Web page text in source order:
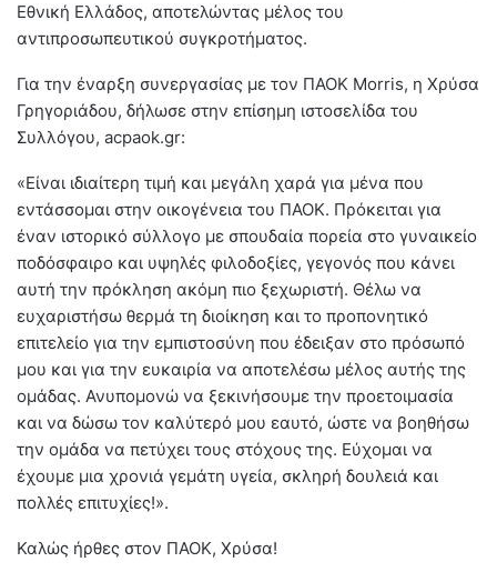
Εθνική Ελλάδος, αποτελώντας μέλος του
αντιπροσωπευτικού συγκροτήματος.
Για την έναρξη συνεργασίας με τον ΠΑΟΚ Morris, η Χρύσα
Γρηγοριάδου, δήλωσε στην επίσημη ιστοσελίδα του
Συλλόγου, acpaok.gr:
«Είναι ιδιαίτερη τιμή και μεγάλη χαρά για μένα που
εντάσσομαι στην οικογένεια του ΠΑΟΚ. Πρόκειται για
έναν ιστορικό σύλλογο με σπουδαία πορεία στο γυναικείο
ποδόσφαιρο και υψηλές φιλοδοξίες, γεγονός που κάνει
αυτή την πρόκληση ακόμη πιο ξεχωριστή. Θέλω να
ευχαριστήσω θερμά τη διοίκηση και το προπονητικό
επιτελείο για την εμπιστοσύνη που έδειξαν στο πρόσωπό
μου και για την ευκαιρία να αποτελέσω μέλος αυτής της
ομάδας. Ανυπομονώ να ξεκινήσουμε την προετοιμασία
και να δώσω τον καλύτερό μου εαυτό, ώστε να βοηθήσω
την ομάδα να πετύχει τους στόχους της. Εύχομαι να
έχουμε μια χρονιά γεμάτη υγεία, σκληρή δουλειά και
πολλές επιτυχίες!».
Καλώς ήρθες στον ΠΑΟΚ, Χρύσα!